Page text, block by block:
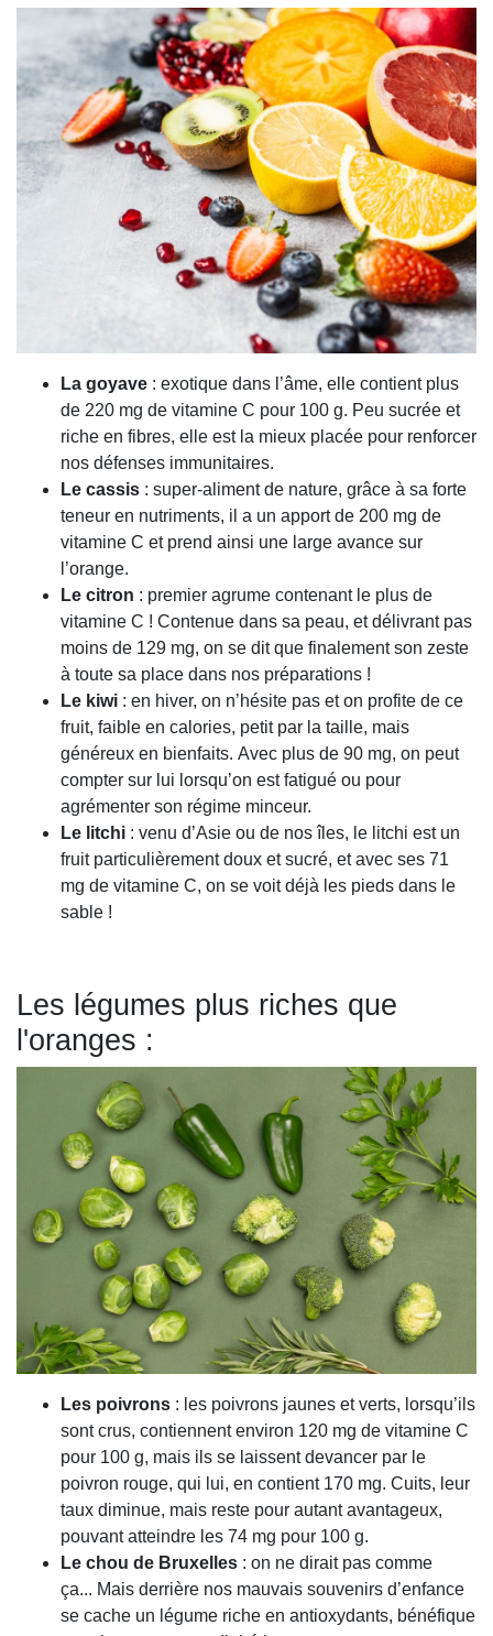
La goyave : exotique dans l’âme, elle contient plus
de 220 mg de vitamine C pour 100 g. Peu sucrée et
riche en fibres, elle est la mieux placée pour renforcer
nos défenses immunitaires.
Le cassis : super-aliment de nature, grâce à sa forte
teneur en nutriments, il a un apport de 200 mg de
vitamine C et prend ainsi une large avance sur
l’orange.
Le citron : premier agrume contenant le plus de
vitamine C ! Contenue dans sa peau, et délivrant pas
moins de 129 mg, on se dit que finalement son zeste
à toute sa place dans nos préparations !
Le kiwi : en hiver, on n’hésite pas et on profite de ce
fruit, faible en calories, petit par la taille, mais
généreux en bienfaits. Avec plus de 90 mg, on peut
compter sur lui lorsqu’on est fatigué ou pour
agrémenter son régime minceur.
Le litchi : venu d’Asie ou de nos îles, le litchi est un
fruit particulièrement doux et sucré, et avec ses 71
mg de vitamine C, on se voit déjà les pieds dans le
sable !
Les légumes plus riches que
l'oranges :
Les poivrons : les poivrons jaunes etverts, lorsqu’ils
sont crus, contiennent environ 120 mg de vitamine C
pour 100 g, mais ils se laissent devancer par le
poivron rouge, qui lui, en contient 170 mg. Cuits, leur
taux diminue, mais reste pour autant avantageux,
pouvant atteindre les 74 mg pour 100 g.
Le chou de Bruxelles : on ne dirait pas comme
ça... Mais derrière nos mauvais souvenirs d’enfance
se cache un légume riche en antioxydants, bénéfique